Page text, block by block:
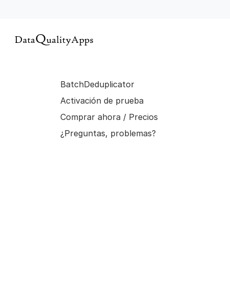
BatchDeduplicator
Activación de prueba
Comprar ahora / Precios
¿Preguntas, problemas?